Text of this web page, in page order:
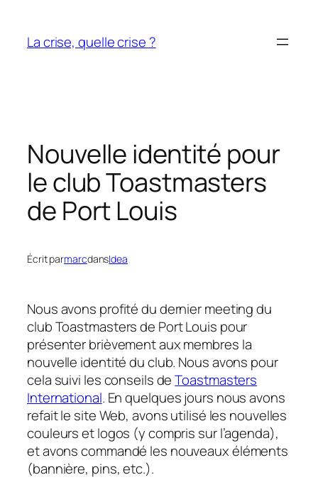
contenu
La crise, quelle crise ?
Nouvelle identité pour
le club Toastmasters
de Port Louis
Écrit parmarcdansIdea
Nous avons profité du dernier meeting du
club Toastmasters de Port Louis pour
présenter brièvement aux membres la
nouvelle identité du club. Nous avons pour
cela suivi les conseils deToastmasters
International. En quelques jours nous avons
refait le site Web, avons utilisé les nouvelles
couleurs et logos (y compris sur l’agenda),
et avons commandé les nouveaux éléments
(bannière, pins, etc.).